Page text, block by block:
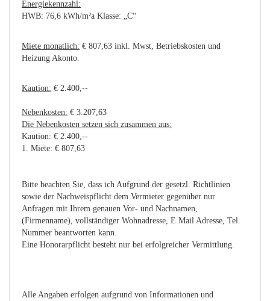
Energiekennzahl:
HWB: 76,6 kWh/m²a Klasse: „C“
Miete monatlich: € 807,63 inkl. Mwst, Betriebskosten und
Heizung Akonto.
Kaution: € 2.400,--
Nebenkosten: € 3.207,63
Die Nebenkosten setzen sich zusammen aus:
Kaution: € 2.400,--
1. Miete: € 807,63
Bitte beachten Sie, dass ich Aufgrund der gesetzl. Richtlinien
sowie der Nachweispflicht dem Vermieter gegenüber nur
Anfragen mit Ihrem genauen Vor- und Nachnamen,
(Firmenname), vollständiger Wohnadresse, E Mail Adresse, Tel.
Nummer beantworten kann.
Eine Honorarpflicht besteht nur bei erfolgreicher Vermittlung.
Alle Angaben erfolgen aufgrund von Informationen und